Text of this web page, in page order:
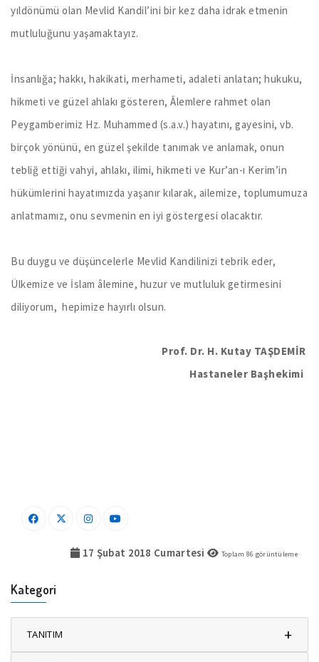
yıldönümü olan Mevlid Kandil’ini bir kez daha idrak etmenin
mutluluğunu yaşamaktayız.
İnsanlığa; hakkı, hakikati, merhameti, adaleti anlatan; hukuku,
hikmeti ve güzel ahlakı gösteren, Âlemlere rahmet olan
Peygamberimiz Hz. Muhammed (s.a.v.) hayatını, gayesini, vb.
birçok yönünü, en güzel şekilde tanımak ve anlamak, onun
tebliğ ettiği vahyi, ahlakı, ilimi, hikmeti ve Kur’an-ı Kerim’in
hükümlerini hayatımızda yaşanır kılarak, ailemize, toplumumuza
anlatmamız, onu sevmenin en iyi göstergesi olacaktır.
Bu duygu ve düşüncelerle Mevlid Kandilinizi tebrik eder,
Ülkemize ve İslam âlemine, huzur ve mutluluk getirmesini
diliyorum, hepimize hayırlı olsun.
Prof. Dr. H. Kutay TAŞDEMİR
Hastaneler Başhekimi
17 Şubat 2018 Cumartesi Toplam 86 görüntüleme
Kategori
TANITIM +